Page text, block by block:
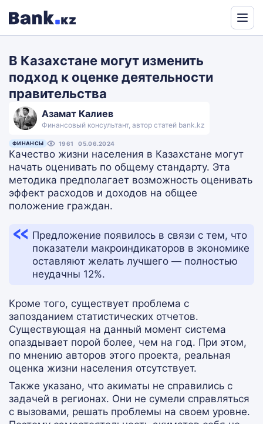
Translate
В Казахстане могут изменить
подход к оценке деятельности
правительства
Азамат Калиев
Финансовый консультант, автор статей bank.kz
ФИНАНСЫ 1961 05.06.2024
Качество жизни населения в Казахстане могут
начать оценивать по общему стандарту. Эта
методика предполагает возможность оценивать
эффект расходов и доходов на общее
положение граждан.
Предложение появилось в связи с тем, что
показатели макроиндикаторов в экономике
оставляют желать лучшего — полностью
неудачны 12%.
Кроме того, существует проблема с
запозданием статистических отчетов.
Существующая на данный момент система
опаздывает порой более, чем на год. При этом,
по мнению авторов этого проекта, реальная
оценка жизни населения отсутствует.
Также указано, что акиматы не справились с
задачей в регионах. Они не сумели справляться
с вызовами, решать проблемы на своем уровне.